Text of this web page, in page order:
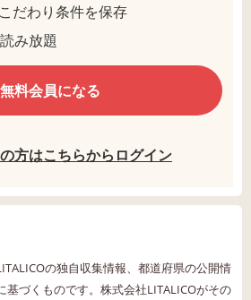
だわり条件を保存
み放題
無料会員になる
方はこちらからログイン
の独自収集情報、都道府県の公開情
基づくものです。株式会社LITALICOがその